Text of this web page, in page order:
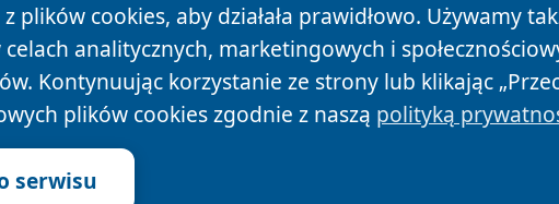
plików cookies, aby działała prawidłowo. Używamy
analitycznych, marketingowych i
Kontynuując korzystanie ze strony lub klikając
plików cookies zgodnie z naszą polityką
serwisu
News Autorzy Polityka Prywatności